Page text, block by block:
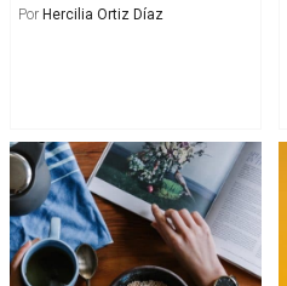
Por Hercilia Ortiz Díaz